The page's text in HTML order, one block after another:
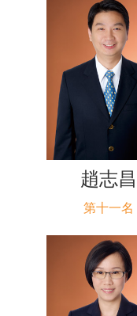
趙志昌
第十一名